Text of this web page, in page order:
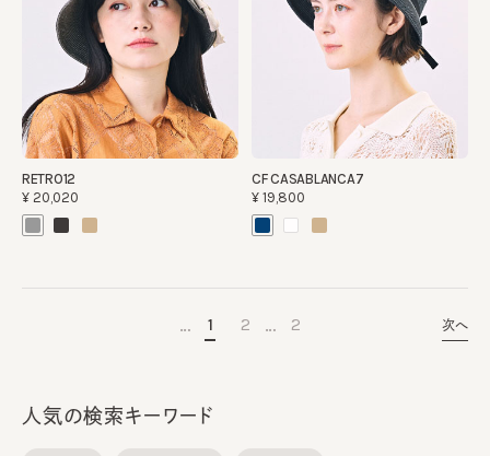
RETRO12
¥20,020
CF CASABLANCA7
¥19,800
… 1 2 … 2 次へ
人気の検索キーワード